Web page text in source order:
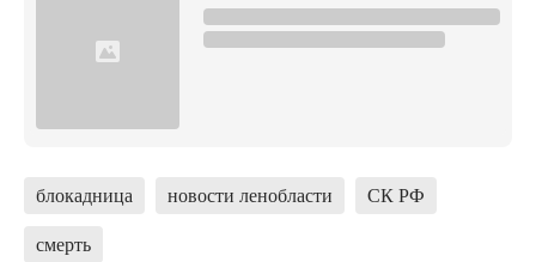
блокадница новости ленобласти
СК РФ
смерть